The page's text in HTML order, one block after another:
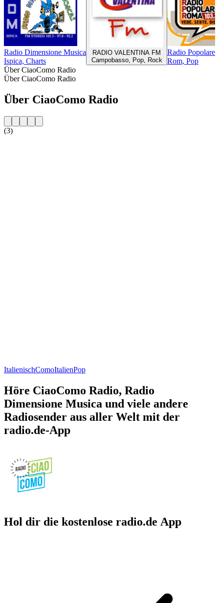
Radio Dimensione Musica
Ispica, Charts
RADIO VALENTINA FM
Campobasso, Pop, Rock
Radio Popolare
Rom, Pop
Über CiaoComo Radio
Über CiaoComo Radio
Über CiaoComo Radio
(3)
ItalienischComoItalienPop
Höre CiaoComo Radio, Radio
Dimensione Musica und viele andere
Radiosender aus aller Welt mit der
radio.de-App
Hol dir die kostenlose radio.de App